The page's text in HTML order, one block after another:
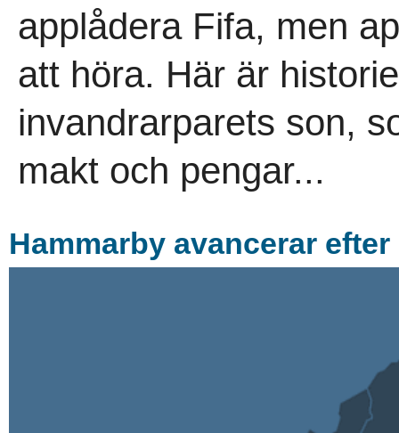
applådera Fifa, men
att höra. Här är
invandrarparets son,
makt och pengar...
Hammarby avancerar